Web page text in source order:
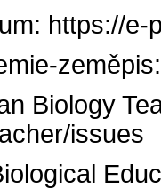
https://e-
Biology
issues